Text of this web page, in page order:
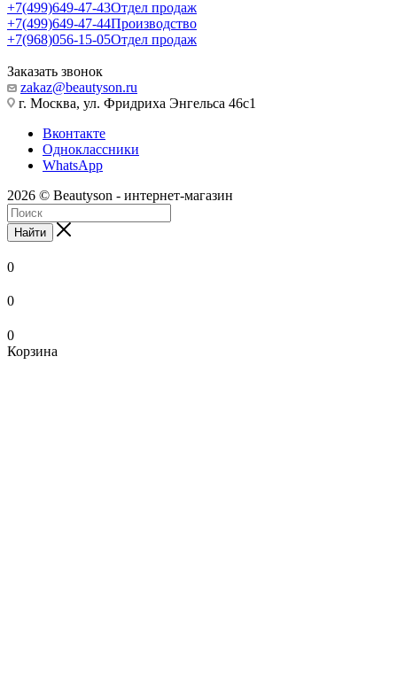
+7(499)649-47-43Отдел продаж
+7(499)649-47-44Производство
+7(968)056-15-05Отдел продаж
Заказать звонок
zakaz@beautyson.ru
г. Москва, ул. Фридриха Энгельса 46с1
Вконтакте
Одноклассники
WhatsApp
2026 © Beautyson - интернет-магазин
Найти
0
0
0
Корзина